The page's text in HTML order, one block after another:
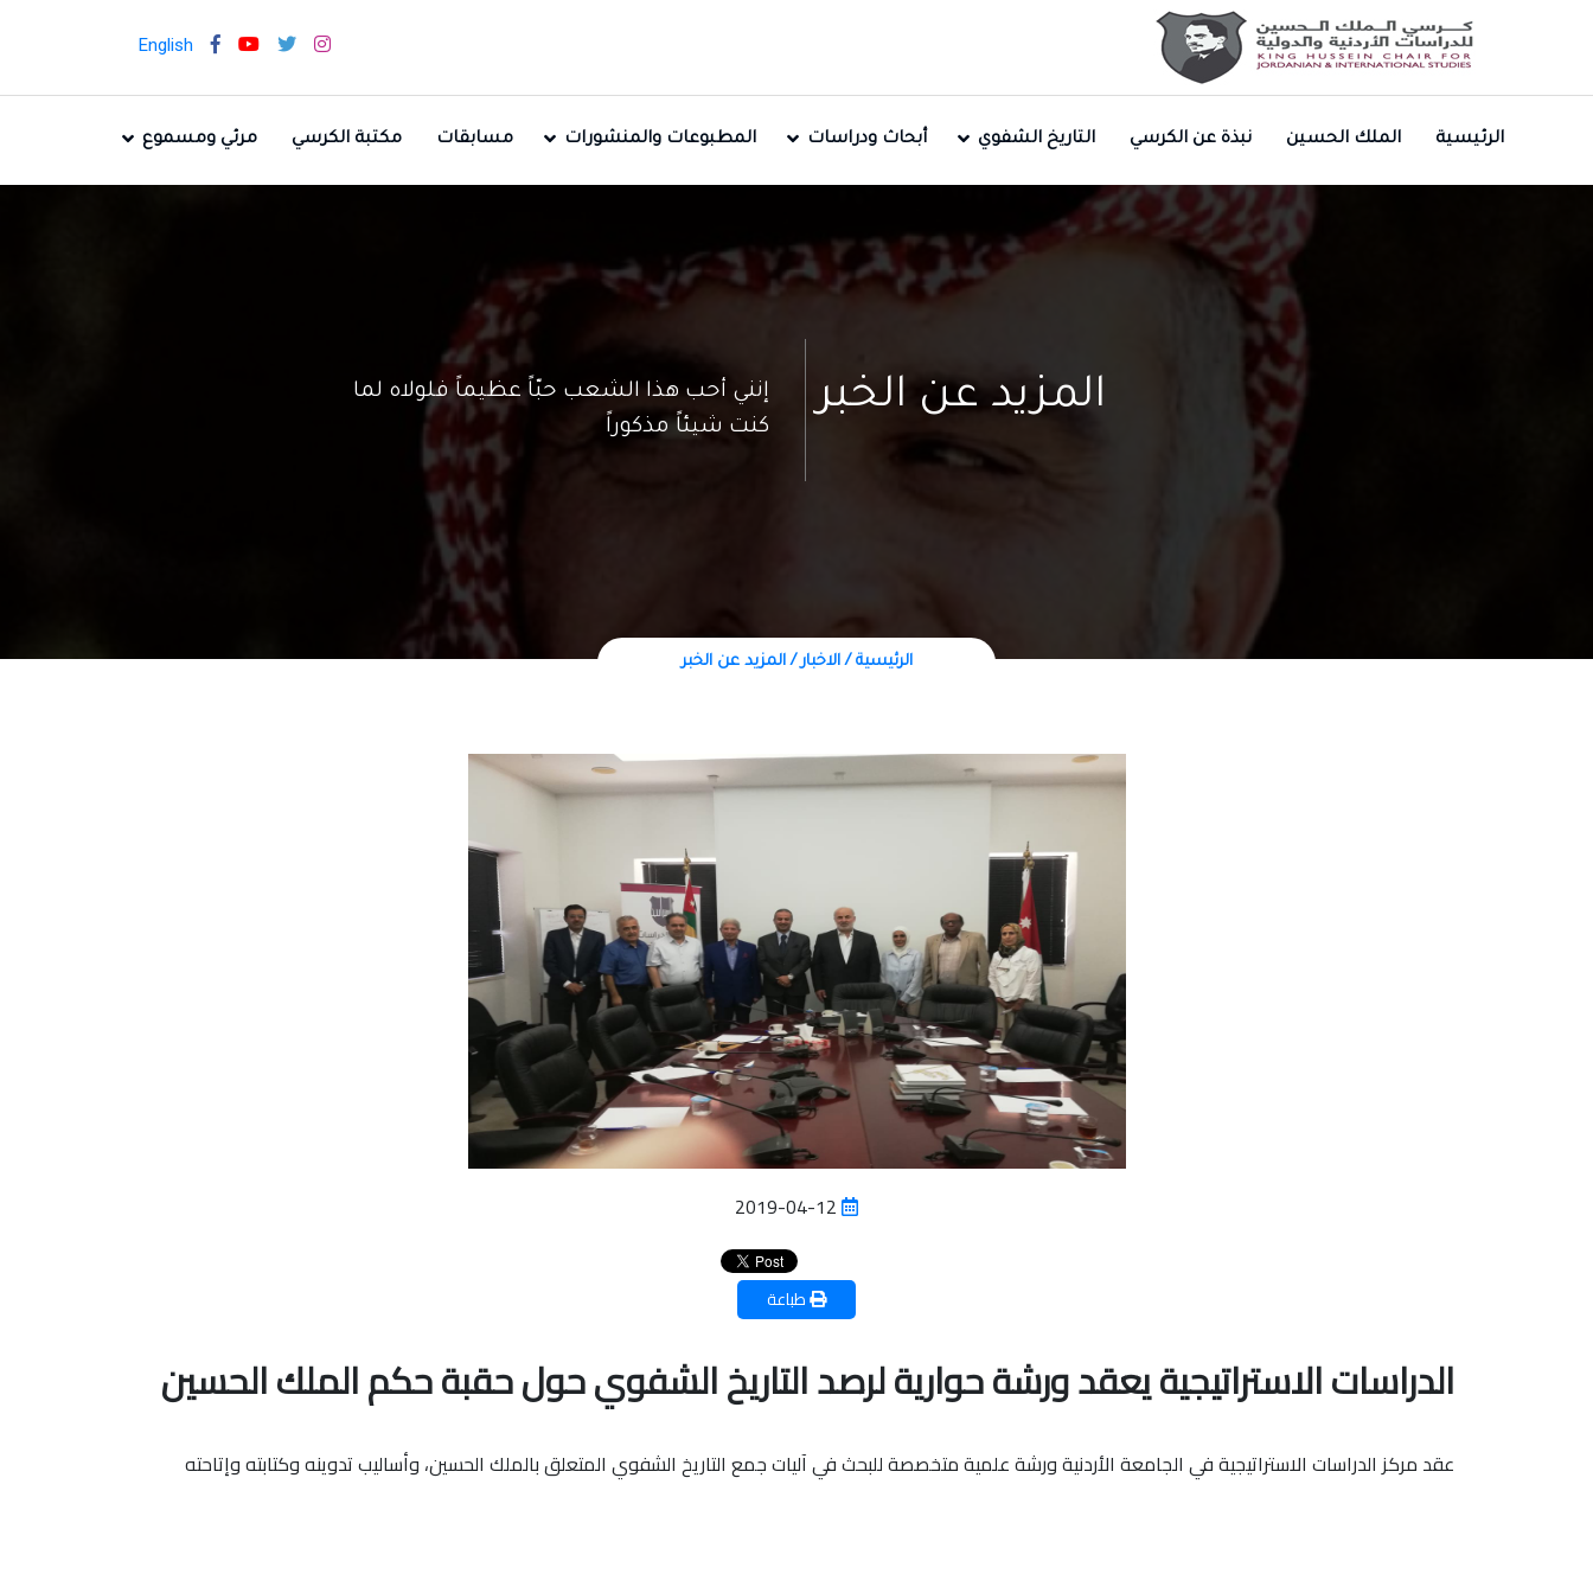
English
الرئيسية الملك الحسين نبذة عن الكرسي التاريخ الشفوي أبحاث ودراسات المطبوعات والمنشورات مسابقات مكتبة الكرسي مرئي ومسموع
المزيد عن الخبر
إنني أحب هذا الشعب حبّاً عظيماً فلولاه لما
كنت شيئاً مذكوراً
الرئيسية /الاخبار/ المزيد عن الخبر
طباعة
الدراسات الاستراتيجية يعقد ورشة حوارية لرصد التاريخ الشفوي حول حقبة حكم الملك الحسين
عقد مركز الدراسات الاستراتيجية في الجامعة الأردنية ورشة علمية متخصصة للبحث في آليات جمع التاريخ الشفوي المتعلق بالملك الحسين، وأساليب تدوينه وكتابته وإتاحته